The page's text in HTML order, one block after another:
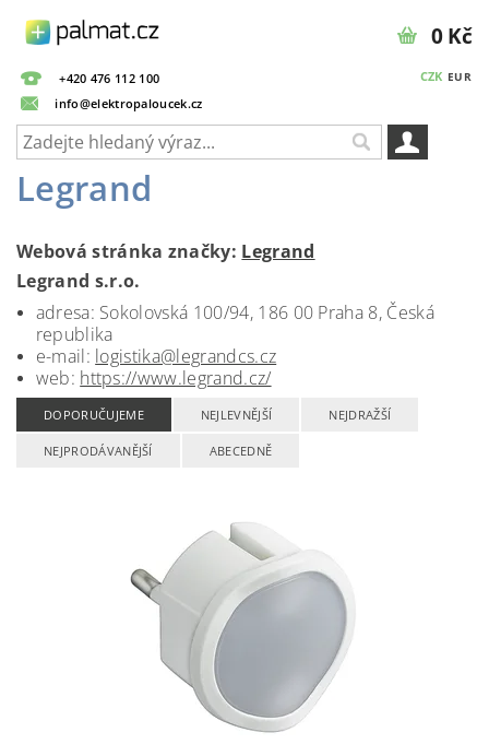
+420 476 112 100
info@elektropaloucek.cz
CZK EUR
0 Kč
Legrand
Webová stránka značky: Legrand
Legrand s.r.o.
adresa: Sokolovská 100/94, 186 00 Praha 8, Česká
republika
e-mail: logistika@legrandcs.cz
web: https://www.legrand.cz/
DOPORUČUJEME NEJLEVNĚJŠÍ NEJDRAŽŠÍ
NEJPRODÁVANĚJŠÍ ABECEDNĚ